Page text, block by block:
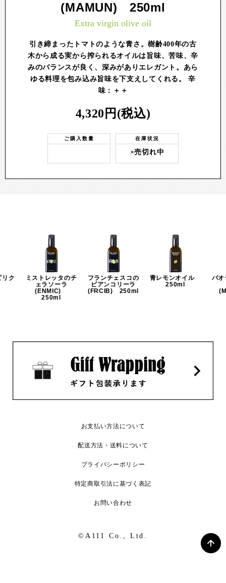
(MAMUN) 250ml
Extra virgin olive oil
引き締まったトマトのような青さ。樹齢400年の古
木から成る実から搾られるオイルは旨味、苦味、辛
みのバランスが良く、深みがありエレガント。あら
ゆる料理を包み込み旨味を下支えしてくれる。 辛
味：＋＋
4,320円(税込)
ご購入数量 在庫状況
×売切れ中
リク
ミストレッタのチ
ェラソーラ
(ENMIC)
250ml
フランチェスコの
ビアンコリーラ
(FRCIB) 250ml
青レモンオイル
250ml
パオ
お支払い方法について
配送方法・送料について
プライバシーポリシー
特定商取引法に基づく表記
お問い合わせ
©A111 Co., Ltd.